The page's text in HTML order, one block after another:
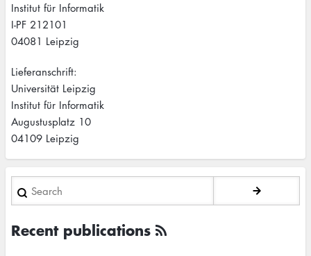
Institut für Informatik
I-PF 212101
04081 Leipzig
Lieferanschrift:
Universität Leipzig
Institut für Informatik
Augustusplatz 10
04109 Leipzig
Search
Recent publications